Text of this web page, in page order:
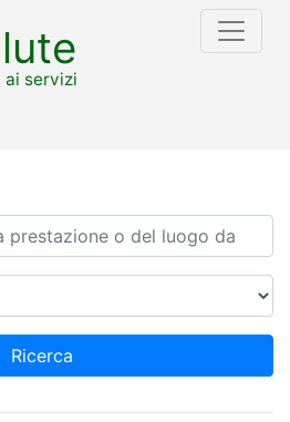
ai servizi
Ricerca